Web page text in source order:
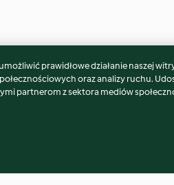
Ci się również...
prawidłowe działanie naszej
oraz analizy ruchu.
partnerom z sektora mediów